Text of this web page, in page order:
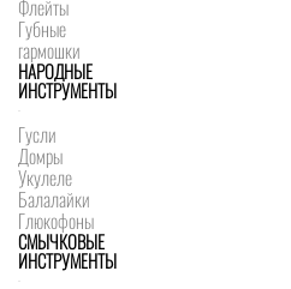
Флейты
Губные
гармошки
НАРОДНЫЕ
ИНСТРУМЕНТЫ
Гусли
Домры
Укулеле
Балалайки
Глюкофоны
СМЫЧКОВЫЕ
ИНСТРУМЕНТЫ